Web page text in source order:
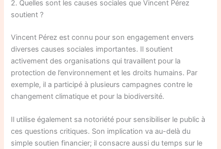
2. Quelles sont les causes sociales que Vincent Pérez
soutient ?
Vincent Pérez est connu pour son engagement envers
diverses causes sociales importantes. Il soutient
activement des organisations qui travaillent pour la
protection de l’environnement et les droits humains. Par
exemple, il a participé à plusieurs campagnes contre le
changement climatique et pour la biodiversité.
Il utilise également sa notoriété pour sensibiliser le public à
ces questions critiques. Son implication va au-delà du
simple soutien financier; il consacre aussi du temps sur le